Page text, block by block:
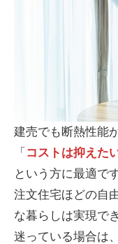
建売でも断熱性能
「 コストは抑えた
という方に最適です
注文住宅ほどの自
な暮らしは実現で
迷っている場合は